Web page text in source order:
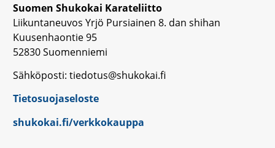
Suomen Shukokai Karateliitto
Liikuntaneuvos Yrjö Pursiainen 8. dan shihan
Kuusenhaontie 95
52830 Suomenniemi
Sähköposti: tiedotus@shukokai.fi
Tietosuojaseloste
shukokai.fi/verkkokauppa